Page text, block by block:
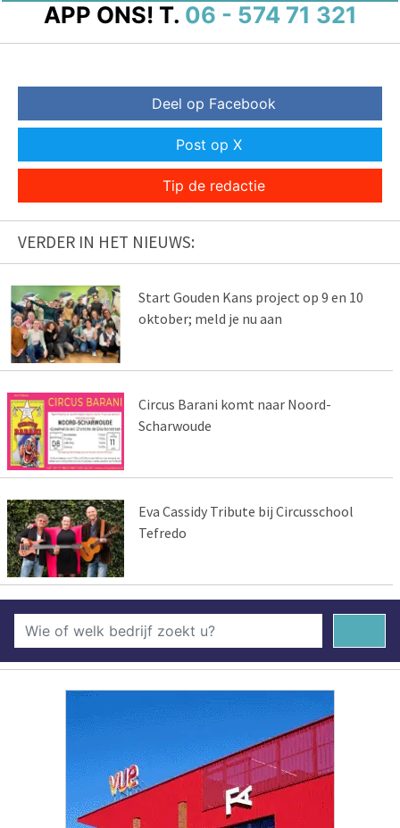
APP ONS! T. 06 - 574 71 321
Deel op Facebook
Post op X
Tip de redactie
VERDER IN HET NIEUWS:
Start Gouden Kans project op 9 en 10
oktober; meld je nu aan
Circus Barani komt naar Noord-
Scharwoude
Eva Cassidy Tribute bij Circusschool
Tefredo